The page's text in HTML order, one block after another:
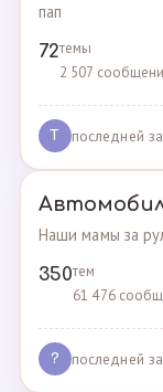
пап
72темы
2 507
T последней
Наши мамы за
350тем
61 476
? последней